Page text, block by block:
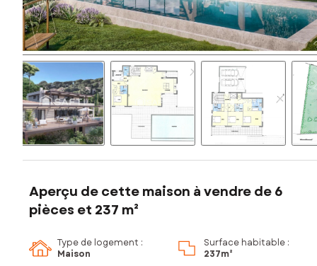
Aperçu de cette maison à vendre de 6
pièces et 237 m²
Type de logement :
Maison
Surface habitable :
237m²